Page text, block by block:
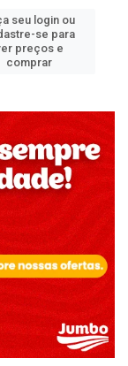
seu login ou
se para
preços e
comprar